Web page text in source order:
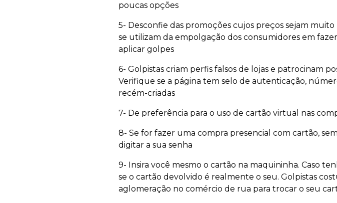
poucas opções
5- Desconfie das promoções cujos preços sejam
se utilizam da empolgação dos consumidores em
aplicar golpes
6- Golpistas criam perfis falsos de lojas e patrocinam
Verifique se a página tem selo de autenticação,
recém-criadas
7- De preferência para o uso de cartão virtual nas
8- Se for fazer uma compra presencial com cartão,
digitar a sua senha
9- Insira você mesmo o cartão na maquininha. Caso
se o cartão devolvido é realmente o seu. Golpistas
aglomeração no comércio de rua para trocar o seu